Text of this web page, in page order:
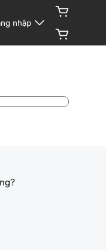
nhập